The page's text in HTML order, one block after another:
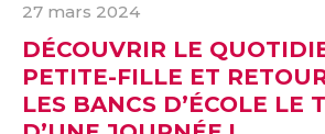
27 mars 2024
DÉCOUVRIR LE
PETITE-FILLE ET
LES BANCS D’ÉCOLE LE